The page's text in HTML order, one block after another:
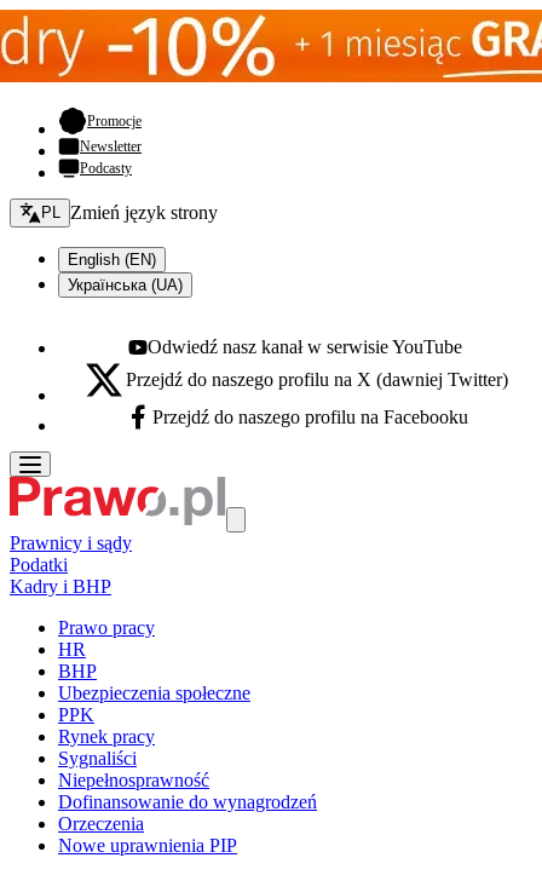
Promocje- otwiera się w nowej karcie
Newsletter
Podcasty
Zmień język - bieżący:
PL Zmień język strony
English (EN)
Українська (UA)
Youtube - otwiera się w nowej karcie
Odwiedź nasz kanał w serwisie YouTube
X - otwiera się w nowej karcie
Przejdź do naszego profilu na X (dawniej Twitter)
Facebook - otwiera się w nowej karcie
Przejdź do naszego profilu na Facebooku
Prawnicy i sądy
Podatki
Kadry i BHP
Prawo pracy
HR
BHP
Ubezpieczenia społeczne
PPK
Rynek pracy
Sygnaliści
Niepełnosprawność
Dofinansowanie do wynagrodzeń
Orzeczenia
Nowe uprawnienia PIP